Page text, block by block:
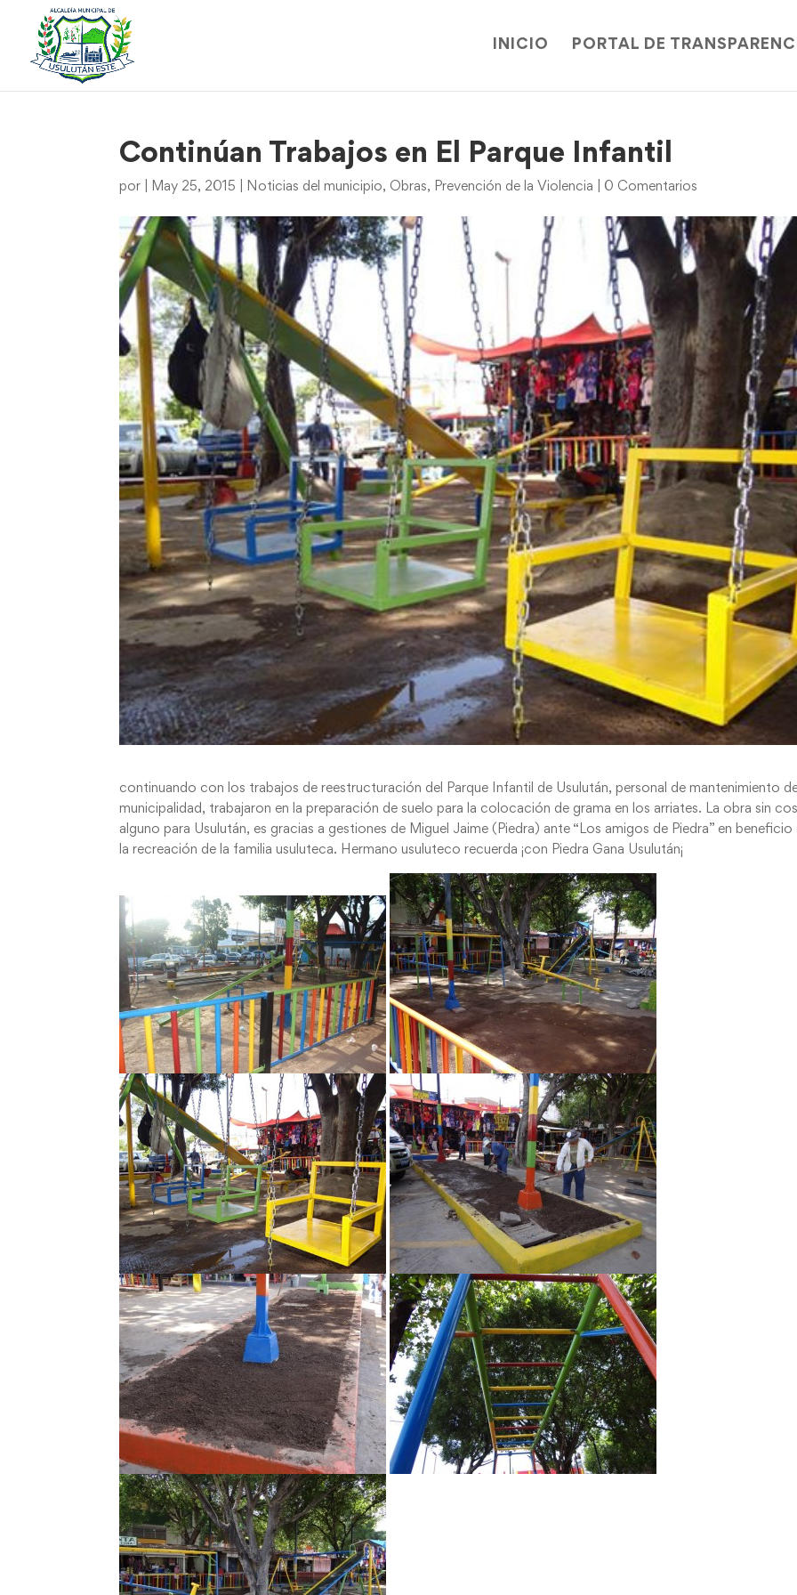
INICIO PORTAL DE
Continúan Trabajos en El Parque Infantil
por May 25, 2015 Noticias del municipio, Obras, Prevención de la Violencia 0 Comentarios
continuando con los trabajos de reestructuración del Parque Infantil de Usulután, personal de mantenimiento
municipalidad, trabajaron en la preparación de suelo para la colocación de grama en los arriates. La obra sin
alguno para Usulután, es gracias a gestiones de Miguel Jaime (Piedra) ante “Los amigos de Piedra” en beneficio
la recreación de la familia usuluteca. Hermano usuluteco recuerda ¡con Piedra Gana Usulután¡